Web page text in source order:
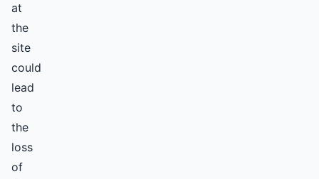
at
the
site
could
lead
to
the
loss
of